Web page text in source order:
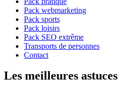
Pack webmarketing
Pack sports
Pack loisirs
Pack SEO extrême
Transports de personnes
Contact
Les meilleures